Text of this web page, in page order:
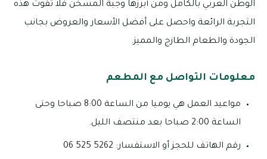
الوطن العربي بالكامل ومن أبرزها وجبة المسخن فلا تفوت هذه
التجربة الرائعة واحصل على أفضل الأسعار والعروض بجانب
الجودة والطعام الطازج والمميز.
معلومات التواصل مع المطعم
مواعيد العمل هي يوميا من الساعة 8:00 صباحا وحتى
الساعة 2:00 صباحا بعد منتصف الليل.
رقم الهاتف للحجز أو الاستفسار: 5262 525 06